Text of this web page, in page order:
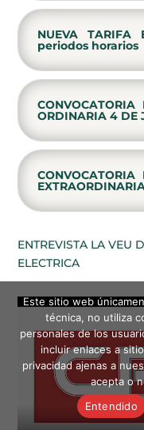
NUEVA TARIFA
periodos horarios
ORDINARIA 4 DE
ENTREVISTA LA VEU
ELECTRICA
Este sitio web
técnica, no utiliza
personales de los
incluir enlaces a
privacidad ajenas a
acepta o
Entendido